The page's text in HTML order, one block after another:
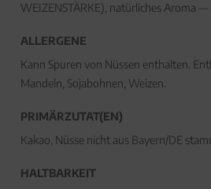
WEIZENSTÄRKE), natürliches Aroma —
ALLERGENE
Kann Spuren von Nüssen enthalten.
Mandeln, Sojabohnen, Weizen.
PRIMÄRZUTAT(EN)
Kakao, Nüsse nicht aus Bayern/DE
HALTBARKEIT